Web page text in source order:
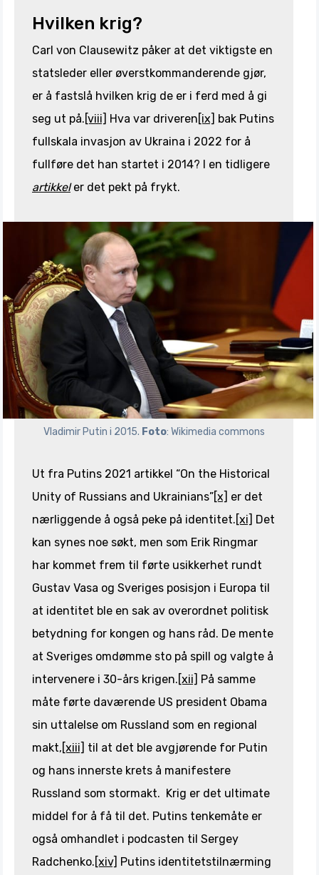
Hvilken krig?
Carl von Clausewitz påker at det viktigste en
statsleder eller øverstkommanderende gjør,
er å fastslå hvilken krig de er i ferd med å gi
seg ut på.[viii] Hva var driveren[ix] bak Putins
fullskala invasjon av Ukraina i 2022 for å
fullføre det han startet i 2014? I en tidligere
artikkeler det pekt på frykt.
Vladimir Putin i 2015. Foto: Wikimedia commons
Ut fra Putins 2021 artikkel “On the Historical
Unity of Russians and Ukrainians”[x] er det
nærliggende å også peke på identitet.[xi] Det
kan synes noe søkt, men som Erik Ringmar
har kommet frem til førte usikkerhet rundt
Gustav Vasa og Sveriges posisjon i Europa til
at identitet ble en sak av overordnet politisk
betydning for kongen og hans råd. De mente
at Sveriges omdømme sto på spill og valgte å
intervenere i 30-års krigen.[xii] På samme
måte førte daværende US president Obama
sin uttalelse om Russland som en regional
makt,[xiii] til at det ble avgjørende for Putin
og hans innerste krets å manifestere
Russland som stormakt. Krig er det ultimate
middel for å få til det. Putins tenkemåte er
også omhandlet i podcasten til Sergey
Radchenko.[xiv] Putins identitetstilnærming